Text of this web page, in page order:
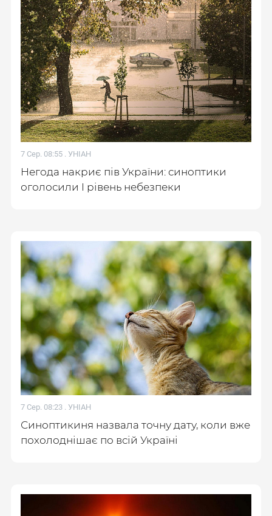
7 Сер. 08:55 . УНІАН
Негода накриє пів України: синоптики
оголосили І рівень небезпеки
7 Сер. 08:23 . УНІАН
Синоптикиня назвала точну дату, коли вже
похолоднішає по всій Україні